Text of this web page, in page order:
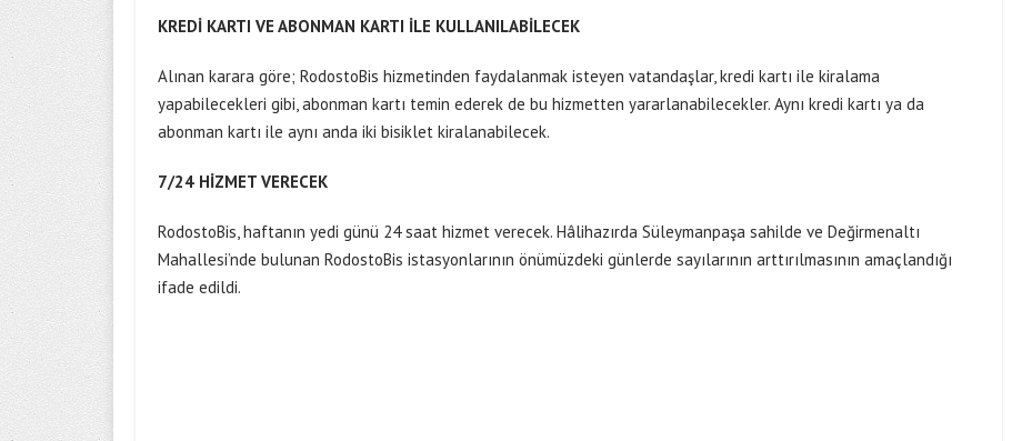
KREDİ KARTI VE ABONMAN KARTI İLE KULLANILABİLECEK
Alınan karara göre; RodostoBis hizmetinden faydalanmak isteyen vatandaşlar, kredi kartı ile kiralama
yapabilecekleri gibi, abonman kartı temin ederek de bu hizmetten yararlanabilecekler. Aynı kredi kartı ya da
abonman kartı ile aynı anda iki bisiklet kiralanabilecek.
7/24 HİZMET VERECEK
RodostoBis, haftanın yedi günü 24 saat hizmet verecek. Hâlihazırda Süleymanpaşa sahilde ve Değirmenaltı
Mahallesi’nde bulunan RodostoBis istasyonlarının önümüzdeki günlerde sayılarının arttırılmasının amaçlandığı
ifade edildi.